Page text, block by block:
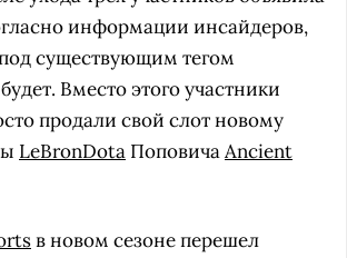
информации инсайдеров,
существующим тегом
Вместо этого участники
продали свой слот новому
LeBronDota ПоповичаAncient
в новом сезоне перешел